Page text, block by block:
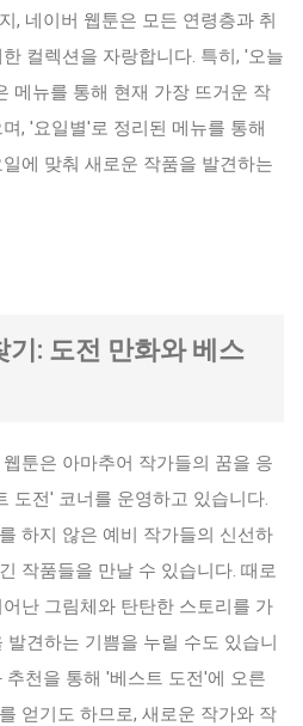
, 네이버 웹툰은 모든 연령층과 취
컬렉션을 자랑합니다. 특히, '오늘
메뉴를 통해 현재 가장 뜨거운 작
, '요일별'로 정리된 메뉴를 통해
에 맞춰 새로운 작품을 발견하는
기: 도전 만화와 베스
툰은 아마추어 작가들의 꿈을 응
도전' 코너를 운영하고 있습니다.
하지 않은 예비 작가들의 신선하
작품들을 만날 수 있습니다. 때로
난 그림체와 탄탄한 스토리를 가
견하는 기쁨을 누릴 수도 있습니
천을 통해 '베스트 도전'에 오른
얻기도 하므로, 새로운 작가와 작